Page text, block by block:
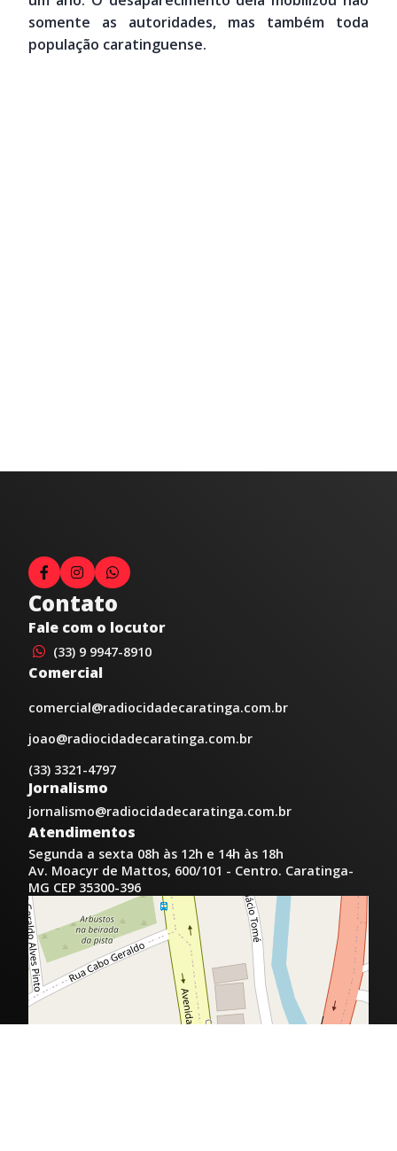
somente as autoridades, mas também toda
população caratinguense.
Contato
Fale com o locutor
(33) 9 9947-8910
Comercial
comercial@radiocidadecaratinga.com.br
joao@radiocidadecaratinga.com.br
(33) 3321-4797
Jornalismo
jornalismo@radiocidadecaratinga.com.br
Atendimentos
Segunda a sexta 08h às 12h e 14h às 18h
Av. Moacyr de Mattos, 600/101 - Centro. Caratinga-
MG CEP 35300-396